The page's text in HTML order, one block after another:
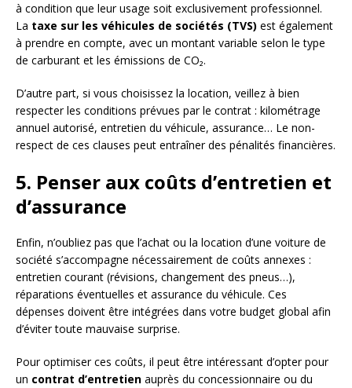
à condition que leur usage soit exclusivement professionnel.
La taxe sur les véhicules de sociétés (TVS) est également
à prendre en compte, avec un montant variable selon le type
de carburant et les émissions de CO₂.
D’autre part, si vous choisissez la location, veillez à bien
respecter les conditions prévues par le contrat : kilométrage
annuel autorisé, entretien du véhicule, assurance… Le non-
respect de ces clauses peut entraîner des pénalités financières.
5. Penser aux coûts d’entretien et
d’assurance
Enfin, n’oubliez pas que l’achat ou la location d’une voiture de
société s’accompagne nécessairement de coûts annexes :
entretien courant (révisions, changement des pneus…),
réparations éventuelles et assurance du véhicule. Ces
dépenses doivent être intégrées dans votre budget global afin
d’éviter toute mauvaise surprise.
Pour optimiser ces coûts, il peut être intéressant d’opter pour
un contrat d’entretien auprès du concessionnaire ou du